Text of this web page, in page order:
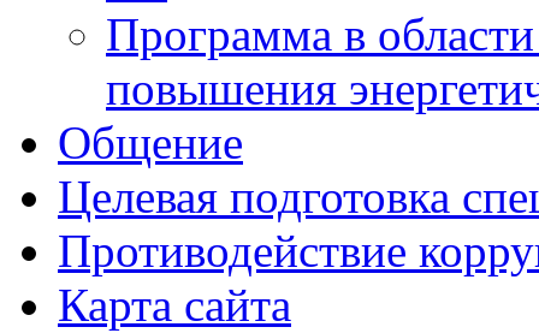
Программа в
повышения
Общение
Целевая подготовка
Противодействие
Карта сайта